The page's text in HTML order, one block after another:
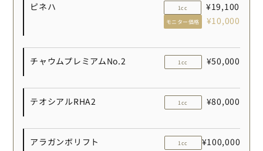
ピネハ 1cc ¥19,100
モニター価格 ¥10,000
チャウムプレミアムNo.2 1cc ¥50,000
テオシアルRHA2 1cc ¥80,000
アラガンボリフト 1cc ¥100,000